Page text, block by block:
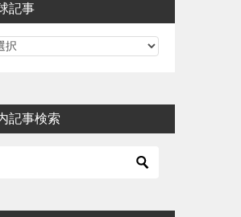
記事
記事検索